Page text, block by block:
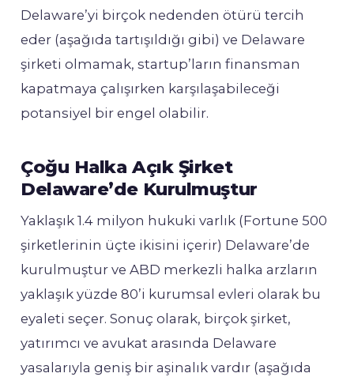
Delaware’yi birçok nedenden ötürü tercih
eder (aşağıda tartışıldığı gibi) ve Delaware
şirketi olmamak, startup’ların finansman
kapatmaya çalışırken karşılaşabileceği
potansiyel bir engel olabilir.
Çoğu Halka Açık Şirket
Delaware’de Kurulmuştur
Yaklaşık 1.4 milyon hukuki varlık (Fortune 500
şirketlerinin üçte ikisini içerir) Delaware’de
kurulmuştur ve ABD merkezli halka arzların
yaklaşık yüzde 80’i kurumsal evleri olarak bu
eyaleti seçer. Sonuç olarak, birçok şirket,
yatırımcı ve avukat arasında Delaware
yasalarıyla geniş bir aşinalık vardır (aşağıda